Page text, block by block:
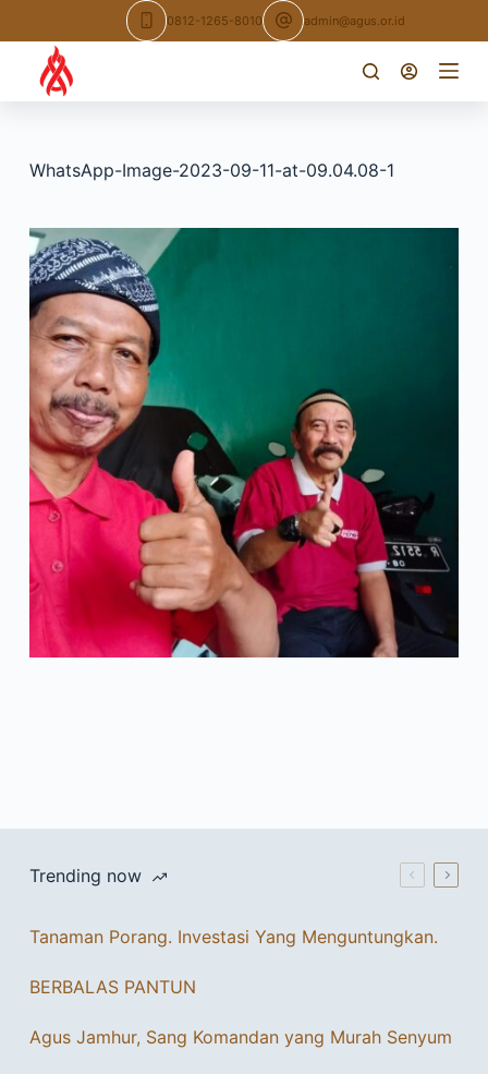
to
content
0812-1265-8010 admin@agus.or.id
WhatsApp-Image-2023-09-11-at-09.04.08-1
Trending now
Tanaman Porang. Investasi Yang Menguntungkan.
BERBALAS PANTUN
Agus Jamhur, Sang Komandan yang Murah Senyum